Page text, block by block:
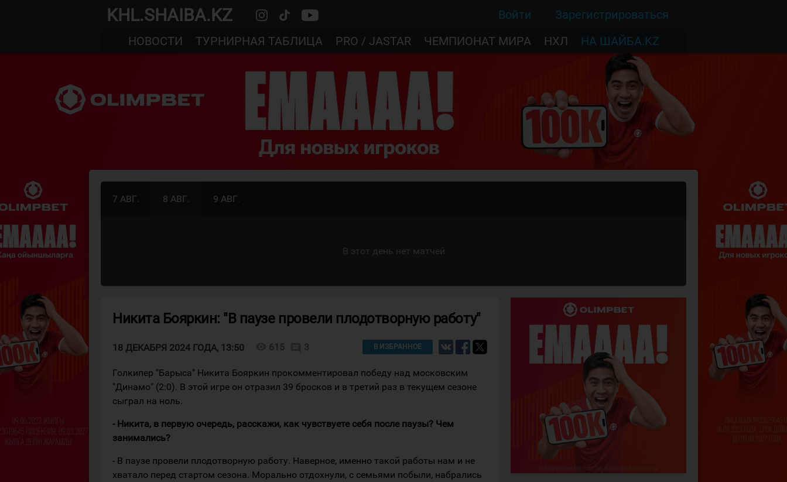
KHL.SHAIBA.KZ Войти
Зарегистрироваться
НОВОСТИ
ТУРНИРНАЯ ТАБЛИЦА PRO / JASTAR ЧЕМПИОНАТ МИРА НХЛ НА ШАЙБА.KZ
7 АВГ. 8 АВГ. 9 АВГ.
В этот день нет матчей
Никита Бояркин: "В паузе провели плодотворную работу"
18 ДЕКАБРЯ 2024 ГОДА, 13:50 615 3 В ИЗБРАННОЕ
Голкипер "Барыса" Никита Бояркин прокомментировал победу над московским
"Динамо" (2:0). В этой игре он отразил 39 бросков и в третий раз в текущем сезоне
сыграл на ноль.
- Никита, в первую очередь, расскажи, как чувствуете себя после паузы? Чем
занимались?
- В паузе провели плодотворную работу. Наверное, именно такой работы нам и не
хватало перед стартом сезона. Морально отдохнули, с семьями побыли, набрались